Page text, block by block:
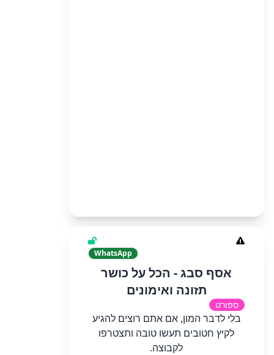
WhatsApp
אסף סבג - הכל על כושר
תזונה ואימונים
ספורט
בלי לדבר המון, אם אתם רוצים להגיע
לקיץ חטובים תעשו טובה ותצטרפו
לקבוצה.